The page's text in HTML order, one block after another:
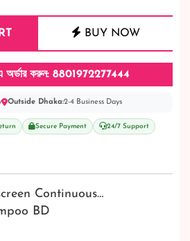
BUY NOW
অর্ডার করুন: 8801972277444
Outside Dhaka:2-4 Business Days
Secure Payment 24/7 Support
Continuous…
BD